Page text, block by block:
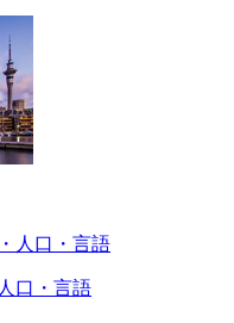
口・言語